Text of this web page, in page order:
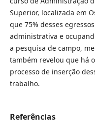
Superior, localizada em
que 75% desses
administrativa e
a pesquisa de campo,
também revelou que há
processo de inserção
trabalho.
Referências